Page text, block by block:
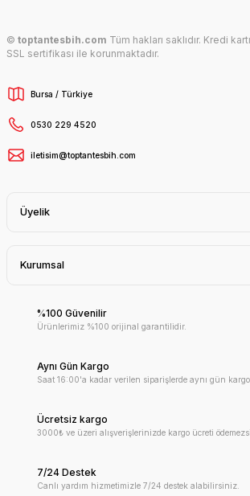
© toptantesbih.com Tüm hakları saklıdır. Kredi
SSL sertifikası ile korunmaktadır.
Bursa / Türkiye
0530 229 4520
iletisim@toptantesbih.com
Üyelik
Kurumsal
%100 Güvenilir
Ürünlerimiz %100 orijinal garantilidir.
Aynı Gün Kargo
Saat 16:00'a kadar verilen siparişlerde aynı gün kargo
Ücretsiz kargo
3000₺ ve üzeri alışverişlerinizde kargo ücreti
7/24 Destek
Canlı yardım hizmetimizle 7/24 destek alabilirsiniz.